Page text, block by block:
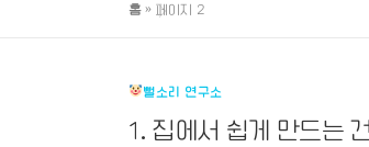
홈» 페이지 2
뻘소리 연구소
1. 집에서 쉽게 만드는